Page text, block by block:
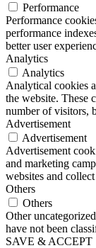
Performance
Performance
performance
better user
Analytics
Analytics
Analytical cookies
the website. These
number of visitors,
Advertisement
Advertisement
Advertisement
and marketing
websites and
Others
Others
Other
have not been
SAVE & ACCEPT